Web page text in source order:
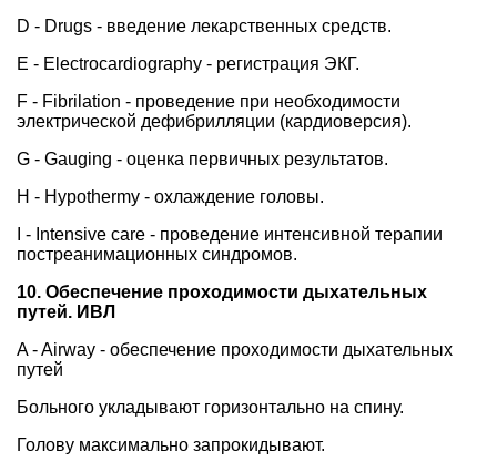
D - Drugs - введение лекарственных средств.
E - Electrocardiography - регистрация ЭКГ.
F - Fibrilation - проведение при необходимости
электрической дефибрилляции (кардиоверсия).
G - Gauging - оценка первичных результатов.
H - Hypothermy - охлаждение головы.
I - Intensive care - проведение интенсивной терапии
постреанимационных синдромов.
10. Обеспечение проходимости дыхательных
путей. ИВЛ
A - Airway - обеспечение проходимости дыхательных
путей
Больного укладывают горизонтально на спину.
Голову максимально запрокидывают.